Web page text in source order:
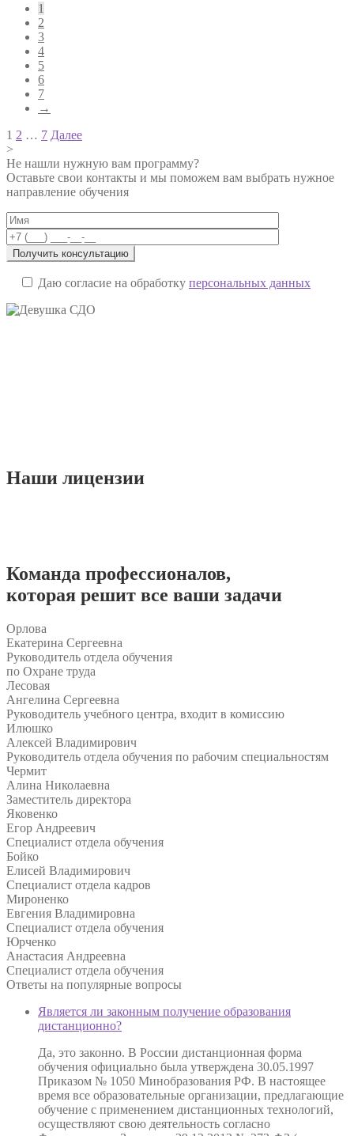
1
2
3
4
5
6
7
→
Навигация
по
записям
1 2 … 7 Далее
>
Не нашли нужную вам программу?
Оставьте свои контакты и мы поможем вам выбрать нужное
направление обучения
Даю согласие на обработку персональных данных
Наши лицензии
Команда профессионалов,
которая решит все ваши задачи
Орлова
Екатерина Сергеевна
Руководитель отдела обучения
по Охране труда
Лесовая
Ангелина Сергеевна
Руководитель учебного центра, входит в комиссию
Илюшко
Алексей Владимирович
Руководитель отдела обучения по рабочим специальностям
Чермит
Алина Николаевна
Заместитель директора
Яковенко
Егор Андреевич
Специалист отдела обучения
Бойко
Елисей Владимирович
Специалист отдела кадров
Мироненко
Евгения Владимировна
Специалист отдела обучения
Юрченко
Анастасия Андреевна
Специалист отдела обучения
Ответы на популярные вопросы
Является ли законным получение образования
дистанционно?
Да, это законно. В России дистанционная форма
обучения официально была утверждена 30.05.1997
Приказом № 1050 Минобразования РФ. В настоящее
время все образовательные организации, предлагающие
обучение с применением дистанционных технологий,
осуществляют свою деятельность согласно